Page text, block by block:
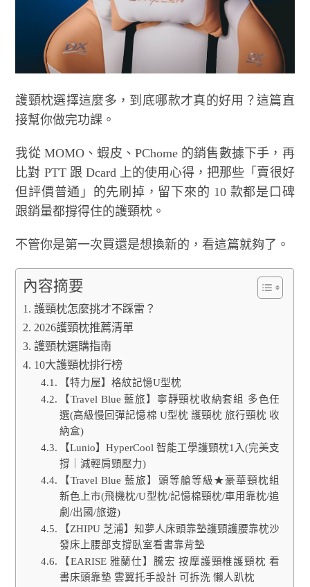
護頸枕選擇這麼多，到底哪款才真的好用？這篇直
接幫你做完功課。
我從 MOMO、蝦皮、PChome 的銷售數據下手，再
比對 PTT 跟 Dcard 上的使用心得，把那些「賣很好
但評價普通」的先刷掉，留下來的 10 款都是口碑
跟銷量都撐得住的護頸枕。
不管你是第一次買還是想換新的，看這篇就夠了。
內容摘要
護頸枕怎麼挑才不踩雷？
2026護頸枕推薦清單
護頸枕選購指南
10大護頸枕排行榜
【特力屋】格紋記憶U型枕
【Travel Blue 藍旅】寧靜頸枕收納套組 多色任
選(高級慢回彈記憶棉 U型枕 護頸枕 旅行頸枕 收
納盒)
【Lunio】HyperCool 智能工學護頸枕1入(完美支
撐｜減輕肩頸壓力)
【Travel Blue 藍旅】頭等艙等級★豪華頸枕組
新色上市(飛機枕/U型枕/記憶棉頸枕/車用靠枕/追
劇/出國/旅遊)
【ZHIPU 芝浦】知夢人床頭靠墊護頸護腰靠枕沙
發床上腰部支撐臥室看書靠背墊
【EARISE 雅蘭仕】騰宏 按摩護頸椎護頸枕 看
書床頭靠墊 雲翼托手設計 可拆洗 懶人趴枕